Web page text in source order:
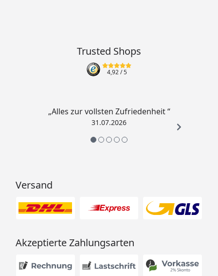
Trusted Shops
4,92/ 5
„Alles zur vollsten Zufriedenheit “
31.07.2026
Versand
Akzeptierte Zahlungsarten